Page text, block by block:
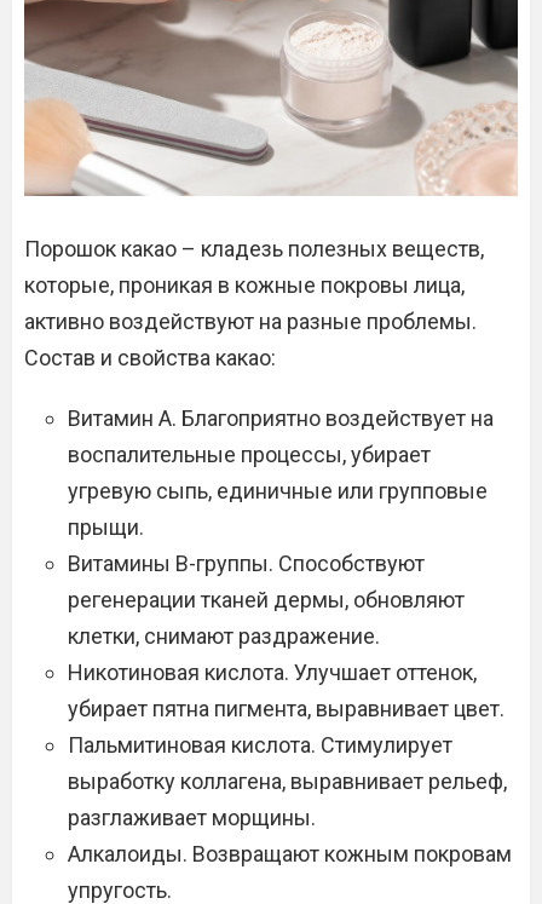
Порошок какао – кладезь полезных веществ,
которые, проникая в кожные покровы лица,
активно воздействуют на разные проблемы.
Состав и свойства какао:
Витамин А. Благоприятно воздействует на
воспалительные процессы, убирает
угревую сыпь, единичные или групповые
прыщи.
Витамины В-группы. Способствуют
регенерации тканей дермы, обновляют
клетки, снимают раздражение.
Никотиновая кислота. Улучшает оттенок,
убирает пятна пигмента, выравнивает цвет.
Пальмитиновая кислота. Стимулирует
выработку коллагена, выравнивает рельеф,
разглаживает морщины.
Алкалоиды. Возвращают кожным покровам
упругость.